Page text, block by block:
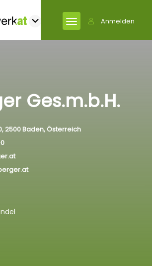
Anmelden
Ges.m.b.H.
2500 Baden, Österreich